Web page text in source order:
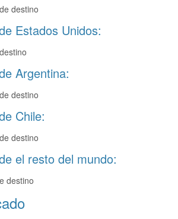
destino
Estados Unidos:
Argentina:
destino
Chile:
destino
el resto del mundo:
destino